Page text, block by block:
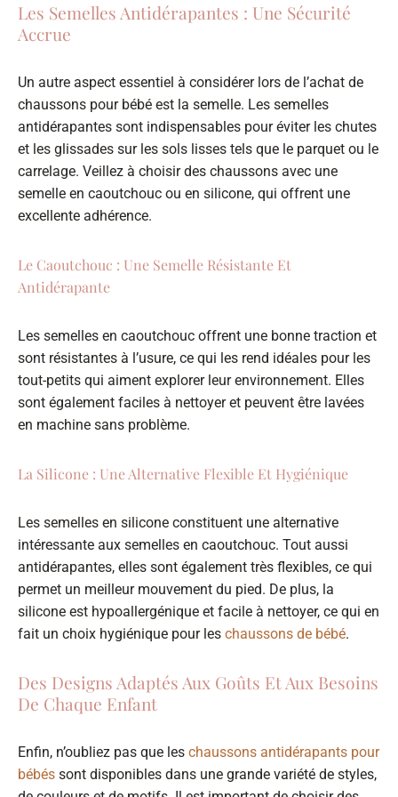
Les Semelles Antidérapantes : Une Sécurité
Accrue
Un autre aspect essentiel à considérer lors de l’achat de
chaussons pour bébé est la semelle. Les semelles
antidérapantes sont indispensables pour éviter les chutes
et les glissades sur les sols lisses tels que le parquet ou le
carrelage. Veillez à choisir des chaussons avec une
semelle en caoutchouc ou en silicone, qui offrent une
excellente adhérence.
Le Caoutchouc : Une Semelle Résistante Et
Antidérapante
Les semelles en caoutchouc offrent une bonne traction et
sont résistantes à l’usure, ce qui les rend idéales pour les
tout-petits qui aiment explorer leur environnement. Elles
sont également faciles à nettoyer et peuvent être lavées
en machine sans problème.
La Silicone : Une Alternative Flexible Et Hygiénique
Les semelles en silicone constituent une alternative
intéressante aux semelles en caoutchouc. Tout aussi
antidérapantes, elles sont également très flexibles, ce qui
permet un meilleur mouvement du pied. De plus, la
silicone est hypoallergénique et facile à nettoyer, ce qui en
fait un choix hygiénique pour les chaussons de bébé.
Des Designs Adaptés Aux Goûts Et Aux Besoins
De Chaque Enfant
Enfin, n’oubliez pas que les chaussons antidérapants pour
bébés sont disponibles dans une grande variété de styles,